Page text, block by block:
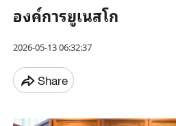
องค์การยูเนสโก
2026-05-13 06:32:37
Share